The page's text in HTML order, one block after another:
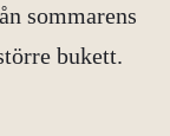
sommarens
bukett.